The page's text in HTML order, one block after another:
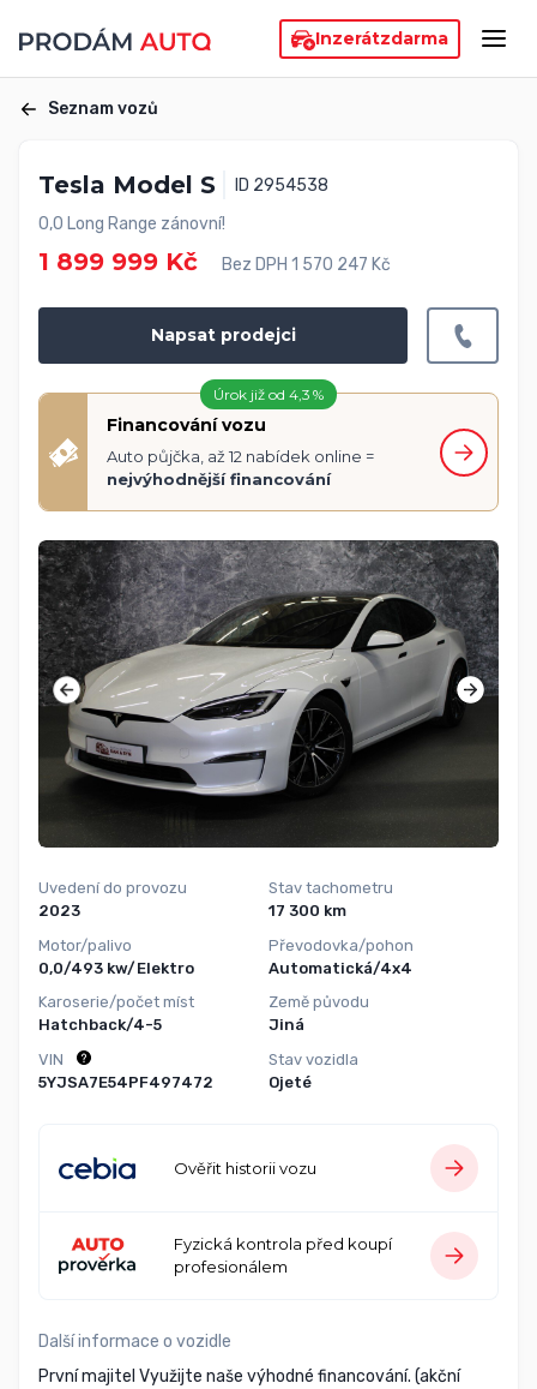
Inzerátzdarma
Seznam vozů
Tesla Model S
ID 2954538
0,0 Long Range zánovní!
1 899 999 Kč Bez DPH 1 570 247 Kč
Napsat prodejci
Úrok již od 4,3 %
Financování vozu
Auto půjčka, až 12 nabídek online =
nejvýhodnější financování
Uvedení do provozu
2023
Motor/palivo
0,0/493 kw/Elektro
Karoserie/počet míst
Hatchback/4-5
Stav tachometru
17 300 km
Převodovka/pohon
Automatická/4x4
Země původu
Jiná
VIN
5YJSA7E54PF497472
Stav vozidla
Ojeté
Ověřit historii vozu
Fyzická kontrola před koupí
profesionálem
Další informace o vozidle
První majitel Využijte naše výhodné financování. (akční